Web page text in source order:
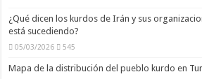
¿Qué dicen los kurdos de Irán y sus
está sucediendo?
05/03/2026 545
Mapa de la distribución del pueblo kurdo en